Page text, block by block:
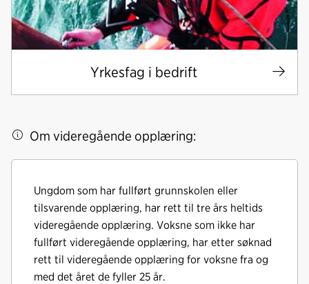
Yrkesfag i bedrift
Om videregående opplæring:
Ungdom som har fullført grunnskolen eller
tilsvarende opplæring, har rett til tre års heltids
videregående opplæring. Voksne som ikke har
fullført videregående opplæring, har etter søknad
rett til videregående opplæring for voksne fra og
med det året de fyller 25 år.